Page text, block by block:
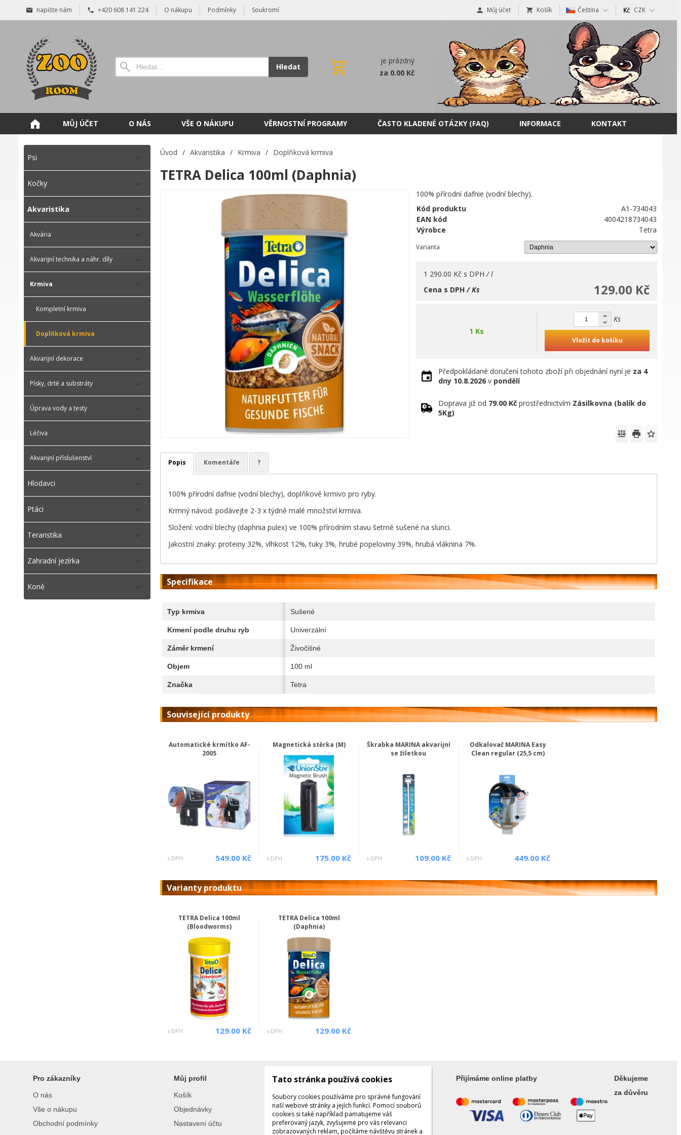
napište nám +420 608 141 224 O nákupu Podmínky Soukromí Můj účet Košík Čeština CZK
Hledat
je prázdný
za 0.00 Kč
MŮJ ÚČET O NÁS VŠE O NÁKUPU VĚRNOSTNÍ PROGRAMY ČASTO KLADENÉ OTÁZKY (FAQ) INFORMACE KONTAKT
Psi
Kočky
Akvaristika
Akvária
Akvarijní technika a náhr. díly
Krmiva
Kompletní krmiva
Doplňková krmiva
Akvarijní dekorace
Písky, drtě a substráty
Úprava vody a testy
Léčiva
Akvarijní příslušenství
Hlodavci
Ptáci
Teraristika
Zahradní jezírka
Koně
Úvod / Akvaristika / Krmiva / Doplňková krmiva
TETRA Delica 100ml (Daphnia)
100% přírodní dafnie (vodní blechy).
Kód produktu
A1-734043
EAN kód
4004218734043
Výrobce
Tetra
Varianta
1 290.00 Kč s DPH / l
129.00 Kč
Cena s DPH/ Ks
1 Ks
Ks
Vložit do košíku
Předpokládané doručení tohoto zboží při objednání nyní je za 4
dny 10.8.2026 v pondělí
Doprava již od 79.00 Kč prostřednictvím Zásilkovna (balík do
5Kg)
Popis Komentáře ?
100% přírodní dafnie (vodní blechy), doplňkové krmivo pro ryby.
Krmný návod: podávejte 2-3 x týdně malé množství krmiva.
Složení: vodní blechy (daphnia pulex) ve 100% přírodním stavu šetrně sušené na slunci.
Jakostní znaky: proteiny 32%, vlhkost 12%, tuky 3%, hrubé popeloviny 39%, hrubá vláknina 7%.
Specifikace
Typ krmiva Sušené
Krmení podle druhu ryb Univerzální
Záměr krmení Živočišné
Objem 100 ml
Značka Tetra
Související produkty
Automatické krmítko AF-
2005
s DPH 549.00 Kč
Magnetická stěrka (M)
s DPH 175.00 Kč
Škrabka MARINA akvarijní
se žiletkou
s DPH 109.00 Kč
Odkalovač MARINA Easy
Clean regular (25,5 cm)
s DPH 449.00 Kč
Varianty produktu
TETRA Delica 100ml
(Bloodworms)
s DPH 129.00 Kč
TETRA Delica 100ml
(Daphnia)
s DPH 129.00 Kč
Pro zákazníky
O nás
Vše o nákupu
Obchodní podmínky
Můj profil
Košík
Objednávky
Nastavení účtu
Kontakty
Kontaktujte nás
Tel.: +420 608 141 224
Po - Pá: 9:00 - 16:00
Přijímáme online platby
Děkujeme
za důvěru
Tato stránka používá cookies
Soubory cookies používáme pro správné fungování
naší webové stránky a jejích funkcí. Pomocí souborů
cookies si také například pamatujeme váš
preferovaný jazyk, zvyšujeme pro vás relevanci
zobrazovaných reklam, počítáme návštěvu stránek a